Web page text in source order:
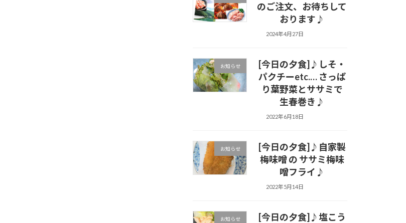
のご注文、お待ちして
おります♪
2024年4月27日
お知らせ
[今日の夕食]♪しそ・
パクチーetc.… さっぱ
り葉野菜とササミで
生春巻き♪
2022年6月18日
お知らせ
[今日の夕食]♪自家製
梅味噌 の ササミ梅味
噌フライ♪
2022年5月14日
お知らせ
[今日の夕食]♪塩こう